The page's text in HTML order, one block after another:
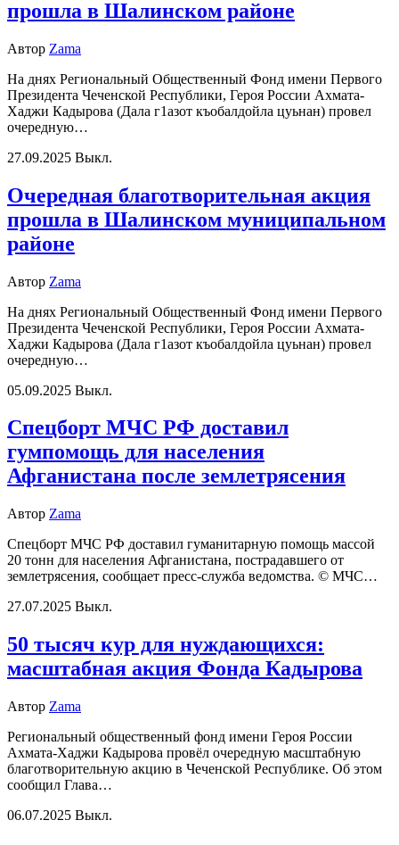
прошла в Шалинском районе
Автор Zama
На днях Региональный Общественный Фонд имени Первого
Президента Чеченской Республики, Героя России Ахмата-
Хаджи Кадырова (Дала г1азот къобалдойла цуьнан) провел
очередную…
27.09.2025 Выкл.
Очередная благотворительная акция
прошла в Шалинском муниципальном
районе
Автор Zama
На днях Региональный Общественный Фонд имени Первого
Президента Чеченской Республики, Героя России Ахмата-
Хаджи Кадырова (Дала г1азот къобалдойла цуьнан) провел
очередную…
05.09.2025 Выкл.
Спецборт МЧС РФ доставил
гумпомощь для населения
Афганистана после землетрясения
Автор Zama
Спецборт МЧС РФ доставил гуманитарную помощь массой
20 тонн для населения Афганистана, пострадавшего от
землетрясения, сообщает пресс-служба ведомства. © МЧС…
27.07.2025 Выкл.
50 тысяч кур для нуждающихся:
масштабная акция Фонда Кадырова
Автор Zama
Региональный общественный фонд имени Героя России
Ахмата-Хаджи Кадырова провёл очередную масштабную
благотворительную акцию в Чеченской Республике. Об этом
сообщил Глава…
06.07.2025 Выкл.